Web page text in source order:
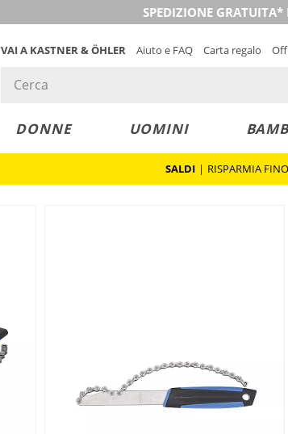
SPEDIZIONE GRATUITA*
VAI A KASTNER & ÖHLER Aiuto e FAQ Carta regalo
DONNE UOMINI
SALDI | RISPARMIA